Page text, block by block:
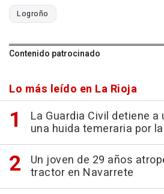
Logroño
Contenido patrocinado
Lo más leído en La Rioja
La Guardia Civil detiene
una huida temeraria por
Un joven de 29 años
tractor en Navarrete